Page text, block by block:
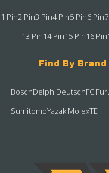
1 Pin2 Pin3 Pin4 Pin5 Pin6 Pin
13 Pin14 Pin15 Pin16 Pin
Find By Brand
BoschDelphiDeutschFCI
SumitomoYazakiMolexTE